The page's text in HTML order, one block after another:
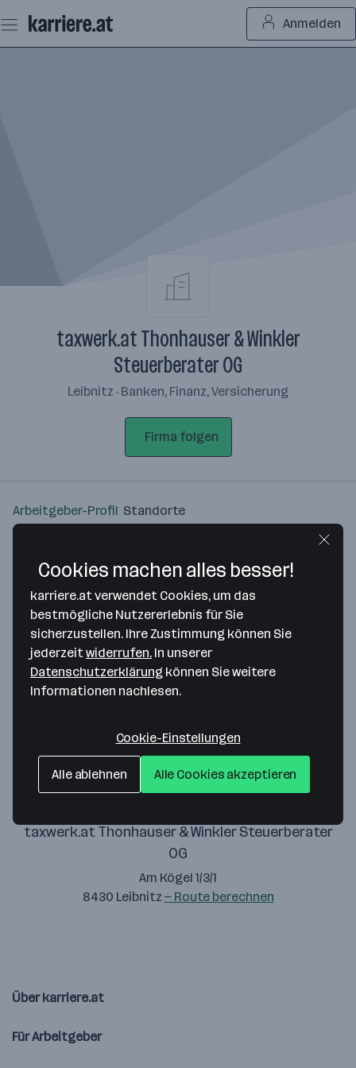
Seiteninhalt
springen
Anmelden
taxwerk.at Thonhauser & Winkler
Steuerberater OG
Leibnitz · Banken, Finanz, Versicherung
Firma folgen
Arbeitgeber-Profil Standorte
Bitte stimme unseren Cookie-
Richtlinien zu, um diese Karte
anzuzeigen.
taxwerk.at Thonhauser & Winkler Steuerberater
OG
Am Kögel 1/3/1
8430 Leibnitz — Route berechnen
Über karriere.at
Für Arbeitgeber
Cookies machen alles besser!
karriere.at verwendet Cookies, um das
bestmögliche Nutzererlebnis für Sie
sicherzustellen. Ihre Zustimmung können Sie
jederzeitwiderrufen. In unserer
Datenschutzerklärung können Sie weitere
Informationen nachlesen.
Cookie-Einstellungen
Alle ablehnen Alle Cookies akzeptieren